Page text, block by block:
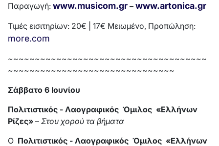
Παραγωγή: www.musicom.gr – www.artonica.gr
Τιμές εισιτηρίων: 20€ | 17€ Μειωμένο, Προπώληση:
more.com
~~~~~~~~~~~~~~~~~~~~~~~~~~~~~~~~~~~~~
~~~~~~~~~~~~~~~~~~~~~~~~~~~~~~~
Σάββατο 6 Ιουνίου
Πολιτιστικός - Λαογραφικός Όμιλος «Ελλήνων
Ρίζες» – Στου χορού τα βήματα
Ο Πολιτιστικός - Λαογραφικός Όμιλος «Ελλήνων